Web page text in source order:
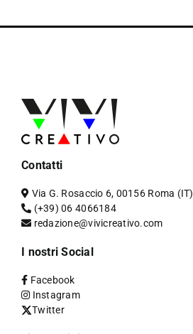
Contatti
Via G. Rosaccio 6, 00156 Roma (IT)
(+39) 06 4066184
redazione@vivicreativo.com
I nostri Social
Facebook
Instagram
Twitter